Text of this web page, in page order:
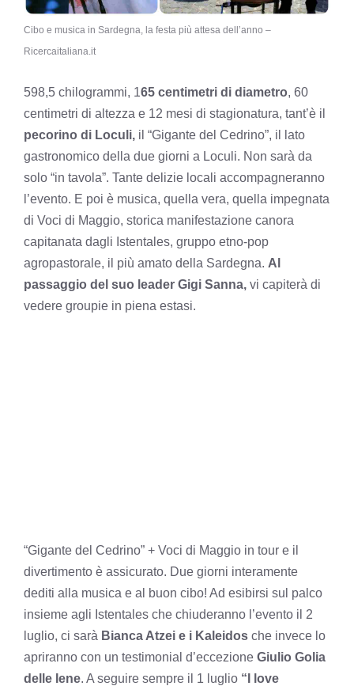
Cibo e musica in Sardegna, la festa più attesa dell’anno –
Ricercaitaliana.it
598,5 chilogrammi, 165 centimetri di diametro, 60
centimetri di altezza e 12 mesi di stagionatura, tant’è il
pecorino di Loculi, il “Gigante del Cedrino”, il lato
gastronomico della due giorni a Loculi. Non sarà da
solo “in tavola”. Tante delizie locali accompagneranno
l’evento. E poi è musica, quella vera, quella impegnata
di Voci di Maggio, storica manifestazione canora
capitanata dagli Istentales, gruppo etno-pop
agropastorale, il più amato della Sardegna. Al
passaggio del suo leader Gigi Sanna, vi capiterà di
vedere groupie in piena estasi.
“Gigante del Cedrino” + Voci di Maggio in tour e il
divertimento è assicurato. Due giorni interamente
dediti alla musica e al buon cibo! Ad esibirsi sul palco
insieme agli Istentales che chiuderanno l’evento il 2
luglio, ci sarà Bianca Atzei e i Kaleidos che invece lo
apriranno con un testimonial d’eccezione Giulio Golia
delle Iene. A seguire sempre il 1 luglio “I love